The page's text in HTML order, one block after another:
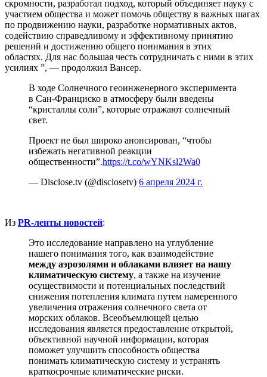
скромности, разработал подход, который объединяет науку с
участием общества и может помочь обществу в важных шагах
по продвижению науки, разработке нормативных актов,
содействию справедливому и эффективному принятию
решений и достижению общего понимания в этих
областях. Для нас большая честь сотрудничать с ними в этих
усилиях ”, — продолжил Вансер.
В ходе Солнечного геоинженерного эксперимента
в Сан-Франциско в атмосферу были введены
“кристаллы соли”, которые отражают солнечный
свет.
Проект не был широко анонсирован, “чтобы
избежать негативной реакции
общественности”.https://t.co/wYNKsl2Wa0
— Disclose.tv (@disclosetv) 6 апреля 2024 г.
Из PR-ленты новостей:
Это исследование направлено на углубление
нашего понимания того, как взаимодействие
между аэрозолями и облаками влияет на нашу
климатическую систему, а также на изучение
осуществимости и потенциальных последствий
снижения потепления климата путем намеренного
увеличения отражения солнечного света от
морских облаков. Всеобъемлющей целью
исследования является предоставление открытой,
объективной научной информации, которая
поможет улучшить способность общества
понимать климатическую систему и устранять
краткосрочные климатические риски.